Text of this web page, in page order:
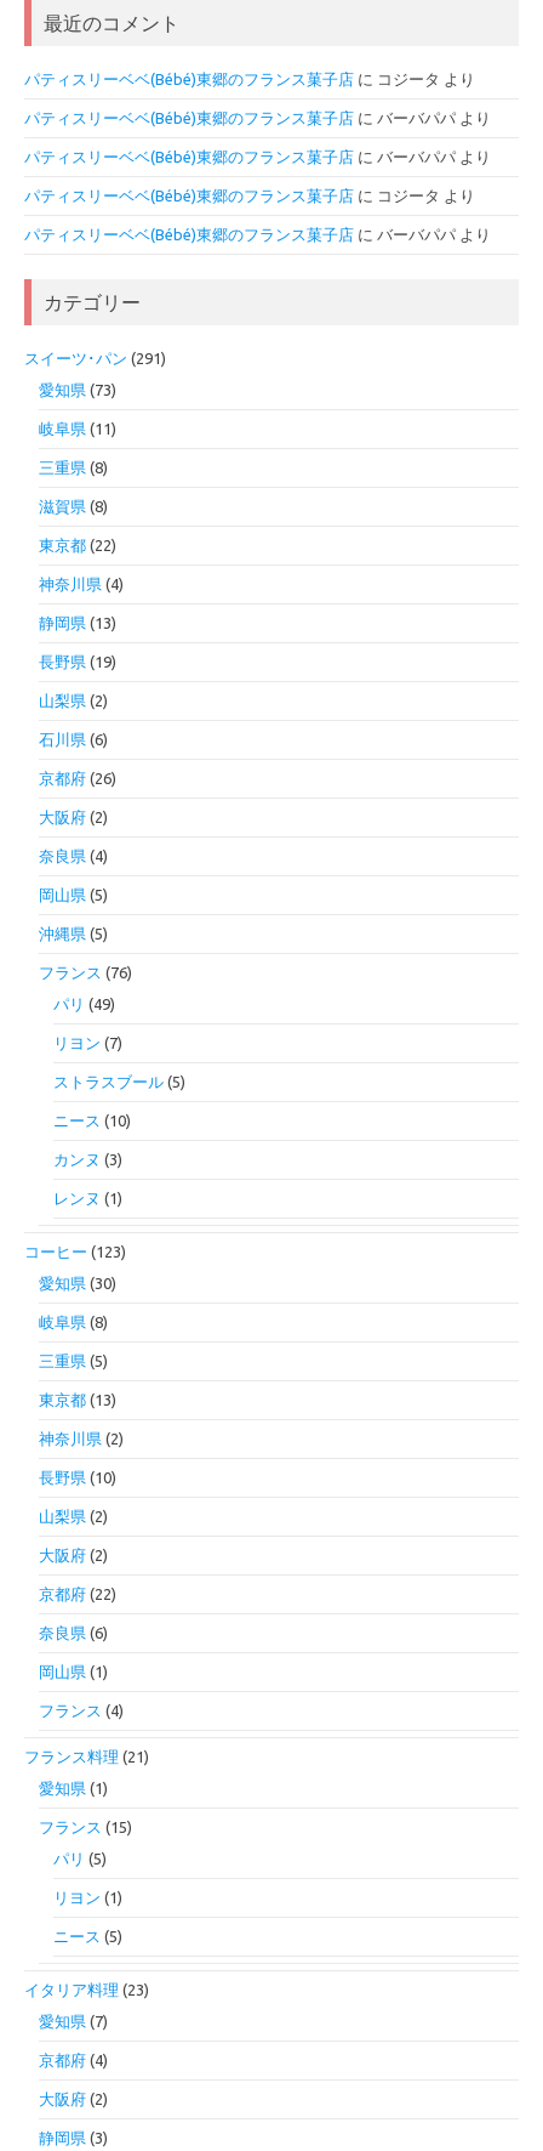
最近のコメント
パティスリーベベ(Bébé)東郷のフランス菓子店 に コジータ より
パティスリーベベ(Bébé)東郷のフランス菓子店 に バーバパパ より
パティスリーベベ(Bébé)東郷のフランス菓子店 に バーバパパ より
パティスリーベベ(Bébé)東郷のフランス菓子店 に コジータ より
パティスリーベベ(Bébé)東郷のフランス菓子店 に バーバパパ より
カテゴリー
スイーツ･パン (291)
愛知県 (73)
岐阜県 (11)
三重県 (8)
滋賀県 (8)
東京都 (22)
神奈川県 (4)
静岡県 (13)
長野県 (19)
山梨県 (2)
石川県 (6)
京都府 (26)
大阪府 (2)
奈良県 (4)
岡山県 (5)
沖縄県 (5)
フランス (76)
パリ (49)
リヨン (7)
ストラスブール (5)
ニース (10)
カンヌ (3)
レンヌ (1)
コーヒー (123)
愛知県 (30)
岐阜県 (8)
三重県 (5)
東京都 (13)
神奈川県 (2)
長野県 (10)
山梨県 (2)
大阪府 (2)
京都府 (22)
奈良県 (6)
岡山県 (1)
フランス (4)
フランス料理 (21)
愛知県 (1)
フランス (15)
パリ (5)
リヨン (1)
ニース (5)
イタリア料理 (23)
愛知県 (7)
京都府 (4)
大阪府 (2)
静岡県 (3)